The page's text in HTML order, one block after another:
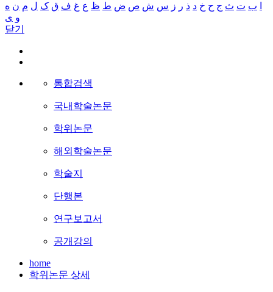
ب ت ث ج ح خ د ذ ر ز س ش ص ض ط ظ ع غ ف ق ک ل م ن ه
و ی
닫기
통합검색
국내학술논문
학위논문
해외학술논문
학술지
단행본
연구보고서
공개강의
home
학위논문 상세